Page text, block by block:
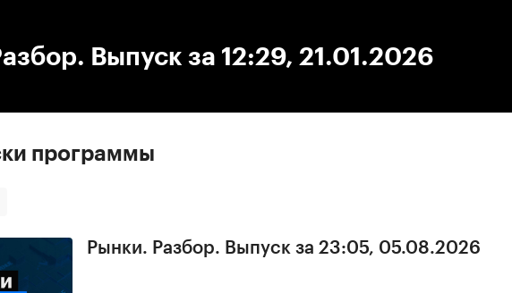
Выпуск за 12:29, 21.01.2026
программы
Рынки. Разбор. Выпуск за 23:05, 05.08.2026